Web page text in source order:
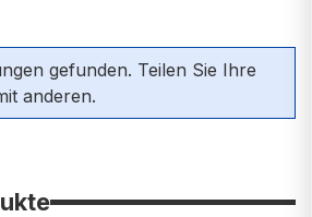
von 0 von 5 Sternen
gefunden. Teilen Sie Ihre
anderen.